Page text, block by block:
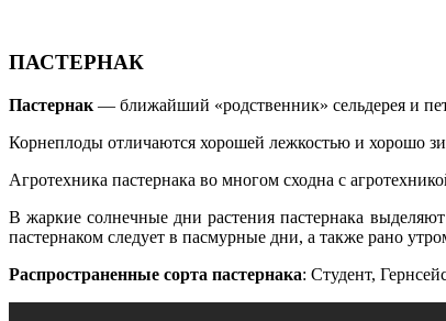
ПАСТЕРНАК
Пастернак — ближайший «родственник» сельдерея и
Корнеплоды отличаются хорошей лежкостью и хорошо
Агротехника пастернака во многом сходна с
В жаркие солнечные дни растения пастернака
пастернаком следует в пасмурные дни, а также рано
Распространенные сорта пастернака: Студент,